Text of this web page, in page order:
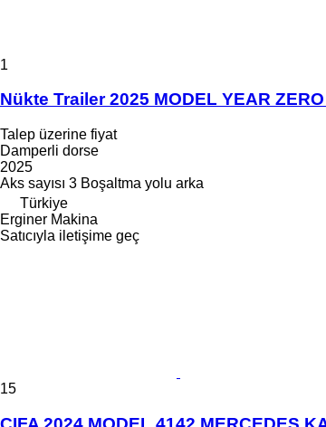
1
Nükte Trailer 2025 MODEL YEAR
Talep üzerine fiyat
Damperli dorse
2025
Aks sayısı 3 Boşaltma yolu arka
Türkiye
Erginer Makina
Satıcıyla iletişime geç
15